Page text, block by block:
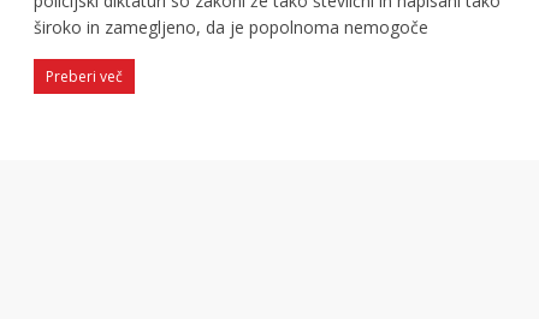
široko in zamegljeno, da je popolnoma nemogoče
Preberi več